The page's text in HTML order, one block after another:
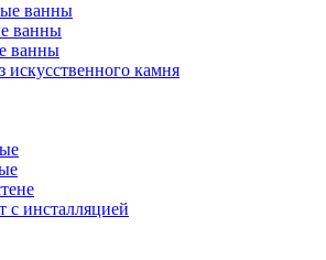
ванны
ванны
ванны
искусственного камня
с инсталляцией